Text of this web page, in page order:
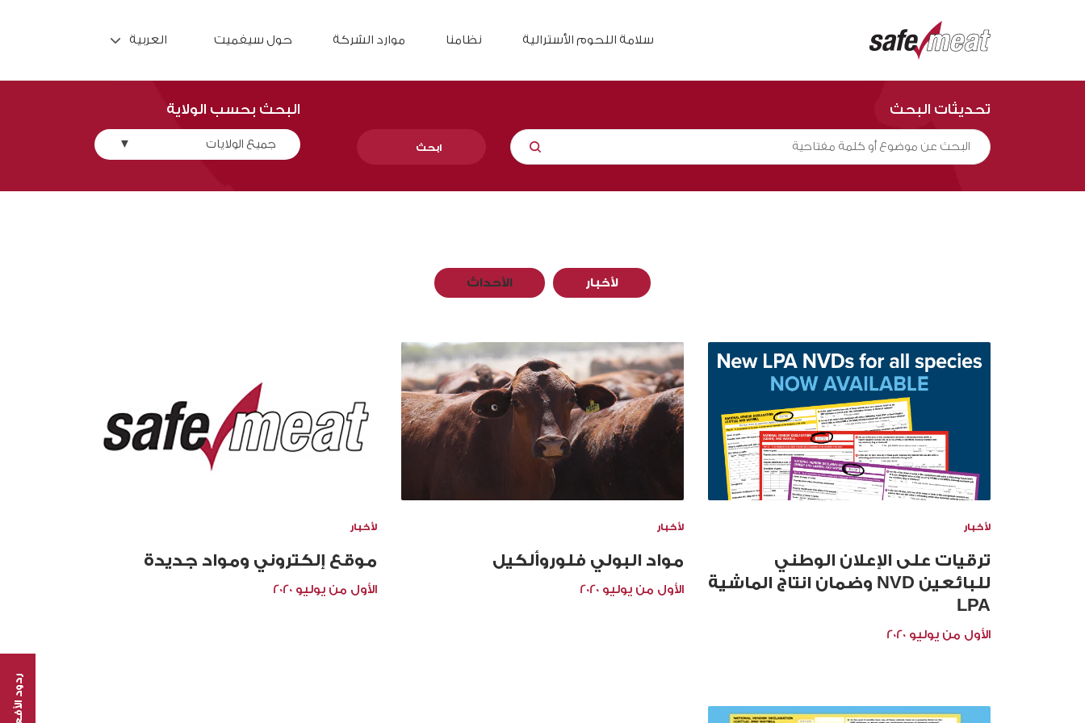
سلامة اللحوم الأسترالية نظامنا موارد الشركة حول سيفميت العربية
تحديثات البحث
ابحث
البحث بحسب الولاية
جميع الولايات
لأخبار الأحداث
لأخبار
ترقيات على الإعلان الوطني
للبائعين NVD وضمان انتاج الماشية
LPA
الأول من يوليو 2020
لأخبار
مواد البولي فلوروألكيل
الأول من يوليو 2020
لأخبار
موقع إلكتروني ومواد جديدة
الأول من يوليو 2020
ردود الأفعال